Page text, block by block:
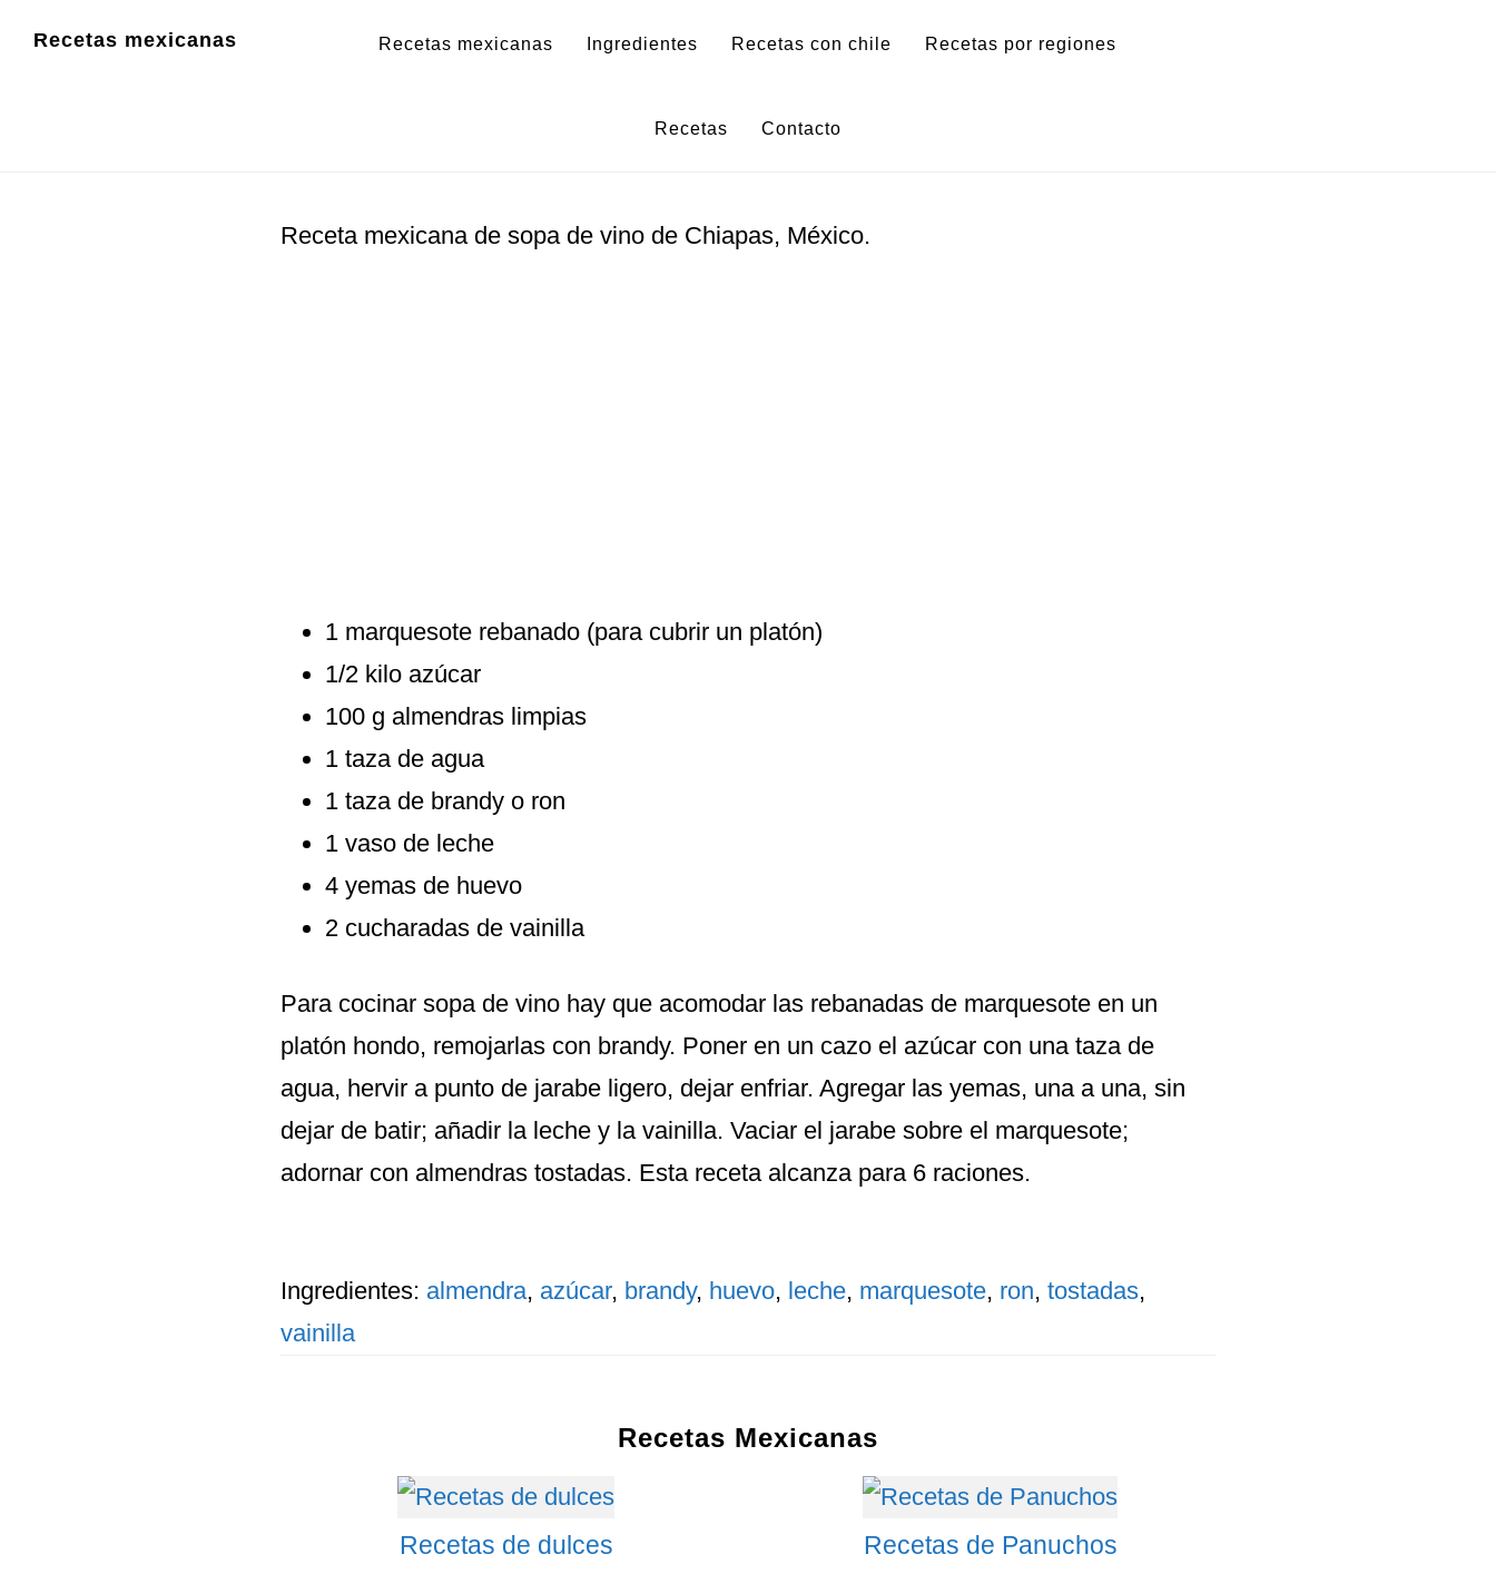
Recetas mexicanas Recetas mexicanas Ingredientes Recetas con chile Recetas por regiones
Recetas Contacto
Sopa de vino
Receta mexicana de sopa de vino de Chiapas, México.
1 marquesote rebanado (para cubrir un platón)
1/2 kilo azúcar
100 g almendras limpias
1 taza de agua
1 taza de brandy o ron
1 vaso de leche
4 yemas de huevo
2 cucharadas de vainilla
Para cocinar sopa de vino hay que acomodar las rebanadas de marquesote en un
platón hondo, remojarlas con brandy. Poner en un cazo el azúcar con una taza de
agua, hervir a punto de jarabe ligero, dejar enfriar. Agregar las yemas, una a una, sin
dejar de batir; añadir la leche y la vainilla. Vaciar el jarabe sobre el marquesote;
adornar con almendras tostadas. Esta receta alcanza para 6 raciones.
Ingredientes: almendra, azúcar, brandy, huevo, leche, marquesote, ron, tostadas,
vainilla
Recetas Mexicanas
Recetas de dulces Recetas de Panuchos